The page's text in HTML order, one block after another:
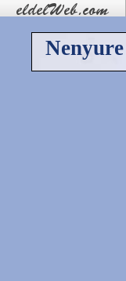
Nenyure